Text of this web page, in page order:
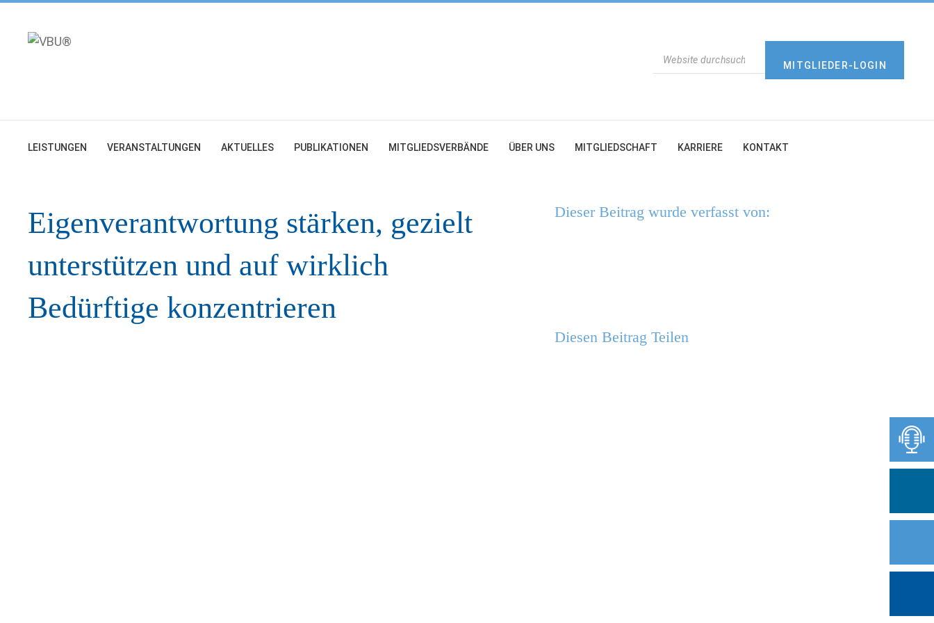
springen
MITGLIEDER-LOGIN
LEISTUNGEN VERANSTALTUNGEN AKTUELLES PUBLIKATIONEN MITGLIEDSVERBÄNDE ÜBER UNS MITGLIEDSCHAFT KARRIERE KONTAKT
Eigenverantwortung stärken, gezielt
unterstützen und auf wirklich
Bedürftige konzentrieren
Dieser Beitrag wurde verfasst von:
Diesen Beitrag Teilen